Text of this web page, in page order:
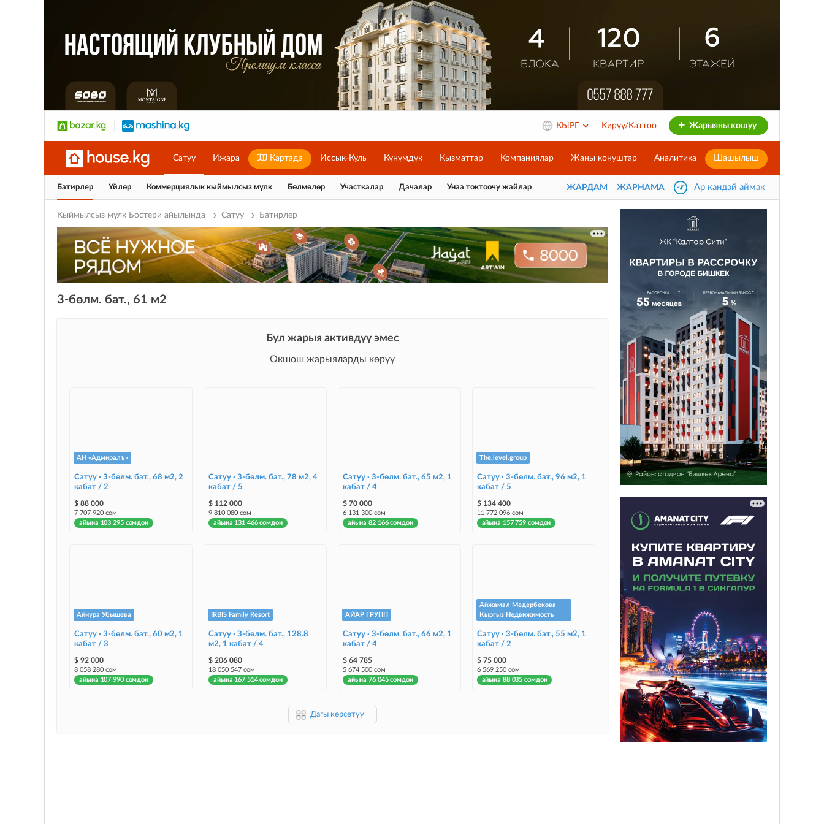
КЫРГ Кирүү/Каттоо Жарыяны кошуу
Сатуу Ижара Картада Иссык-Куль Күнүмдүк Кызматтар Компаниялар Жаңы конуштар Аналитика Шашылыш
Батирлер Үйлөр Коммерциялык кыймылсыз мүлк Бөлмөлөр Участкалар Дачалар Унаа токтоочу жайлар ЖАРДАМ ЖАРНАМА Ар кандай аймак
Кыймылсыз мүлк Бостери айылында Сатуу Батирлер
3-бөлм. бат., 61 м2
Бул жарыя активдүү эмес
Окшош жарыяларды көрүү
АН «Адмиралъ»
Сатуу · 3-бөлм. бат., 68 м2, 2
кабат / 2
$ 88 000
7 707 920 сом
айына 103 295 сомдон
Сатуу · 3-бөлм. бат., 78 м2, 4
кабат / 5
$ 112 000
9 810 080 сом
айына 131 466 сомдон
Сатуу · 3-бөлм. бат., 65 м2, 1
кабат / 4
$ 70 000
6 131 300 сом
айына 82 166 сомдон
The.level.group
Сатуу · 3-бөлм. бат., 96 м2, 1
кабат / 5
$ 134 400
11 772 096 сом
айына 157 759 сомдон
Айнура Убышева
Сатуу · 3-бөлм. бат., 60 м2, 1
кабат / 3
$ 92 000
8 058 280 сом
айына 107 990 сомдон
IRBIS Family Resort
Сатуу · 3-бөлм. бат., 128.8
м2, 1 кабат / 4
$ 206 080
18 050 547 сом
айына 167 514 сомдон
АЙАР ГРУПП
Сатуу · 3-бөлм. бат., 66 м2, 1
кабат / 4
$ 64 785
5 674 500 сом
айына 76 045 сомдон
Айжамал Медербекова
Кыргыз Недвижимость
Сатуу · 3-бөлм. бат., 55 м2, 1
кабат / 2
$ 75 000
6 569 250 сом
айына 88 035 сомдон
Дагы көрсөтүү